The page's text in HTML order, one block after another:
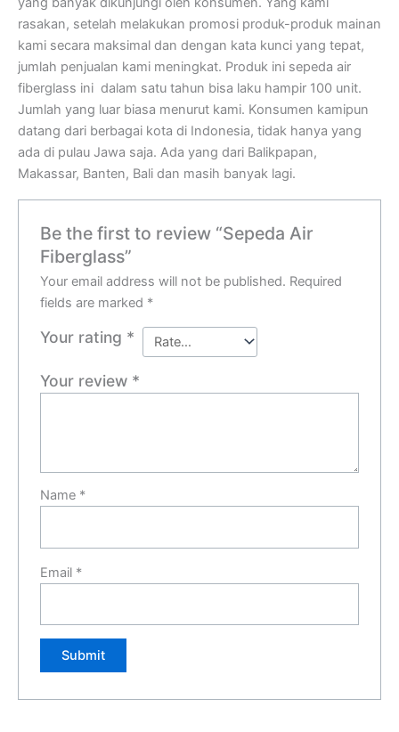
rasakan, setelah melakukan promosi produk-produk mainan
kami secara maksimal dan dengan kata kunci yang tepat,
jumlah penjualan kami meningkat. Produk ini sepeda air
fiberglass ini dalam satu tahun bisa laku hampir 100 unit.
Jumlah yang luar biasa menurut kami. Konsumen kamipun
datang dari berbagai kota di Indonesia, tidak hanya yang
ada di pulau Jawa saja. Ada yang dari Balikpapan,
Makassar, Banten, Bali dan masih banyak lagi.
Be the first to review “Sepeda Air
Fiberglass”
Your email address will not be published. Required
fields are marked *
Your rating *
Your review *
Name *
Email *